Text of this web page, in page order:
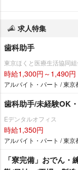
求人特集
歯科助手
東京ほくと医療生活協同
時給1,300円～1,490円
アルバイト・パート / 東京
歯科助手/未経験OK
Eデンタルオフィス
時給1,350円
アルバイト・パート / 東京
「寮完備」おでん